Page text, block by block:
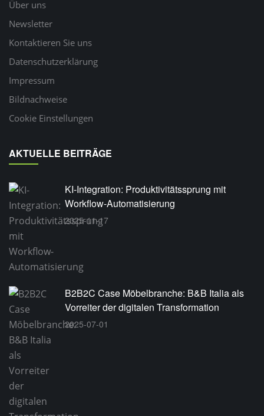
Über uns
Newsletter
Kontaktieren Sie uns
Datenschutzerklärung
Impressum
Bildnachweise
Cookie Einstellungen
AKTUELLE BEITRÄGE
KI-Integration: Produktivitätssprung mit
Workflow-Automatisierung
2025-11-17
B2B2C Case Möbelbranche: B&B Italia als
Vorreiter der digitalen Transformation
2025-07-01